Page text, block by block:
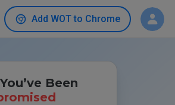
Add WOT to Chrome
Been